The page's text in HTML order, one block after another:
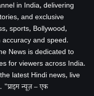
in India, delivering
and exclusive
sports, Bollywood,
and speed.
News is dedicated to
for viewers across India.
latest Hindi news, live
न्यूज़ – एक